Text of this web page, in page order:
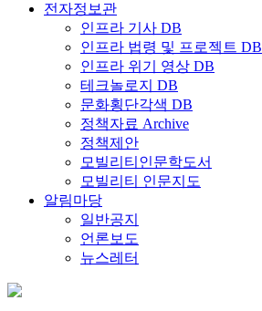
전자정보관
인프라 기사 DB
인프라 법령 및 프로젝트 DB
인프라 위기 영상 DB
테크놀로지 DB
문화횡단각색 DB
정책자료 Archive
정책제안
모빌리티인문학도서
모빌리티 인문지도
알림마당
일반공지
언론보도
뉴스레터